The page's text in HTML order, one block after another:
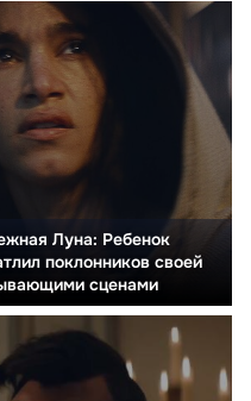
Луна: Ребенок
поклонников своей
сценами